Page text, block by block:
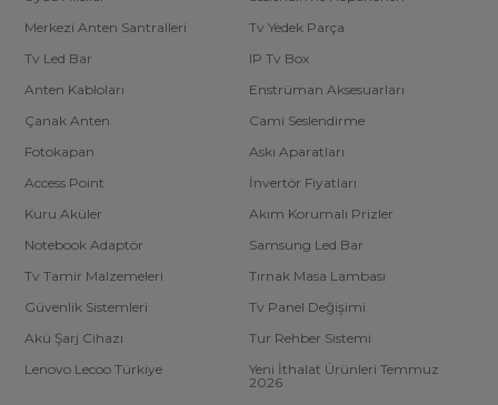
Merkezi Anten Santralleri
Tv Yedek Parça
Tv Led Bar
IP Tv Box
Anten Kabloları
Enstrüman Aksesuarları
Çanak Anten
Cami Seslendirme
Fotokapan
Askı Aparatları
Access Point
İnvertör Fiyatları
Kuru Aküler
Akım Korumalı Prizler
Notebook Adaptör
Samsung Led Bar
Tv Tamir Malzemeleri
Tırnak Masa Lambası
Güvenlik Sistemleri
Tv Panel Değişimi
Akü Şarj Cihazı
Tur Rehber Sistemi
Lenovo Lecoo Türkiye
Yeni İthalat Ürünleri Temmuz
2026